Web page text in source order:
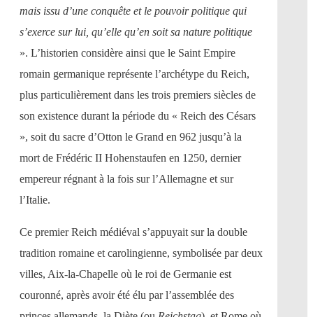
mais issu d’une conquête et le pouvoir politique qui
s’exerce sur lui, qu’elle qu’en soit sa nature politique
». L’historien considère ainsi que le Saint Empire
romain germanique représente l’archétype du Reich,
plus particulièrement dans les trois premiers siècles de
son existence durant la période du « Reich des Césars
», soit du sacre d’Otton le Grand en 962 jusqu’à la
mort de Frédéric II Hohenstaufen en 1250, dernier
empereur régnant à la fois sur l’Allemagne et sur
l’Italie.
Ce premier Reich médiéval s’appuyait sur la double
tradition romaine et carolingienne, symbolisée par deux
villes, Aix-la-Chapelle où le roi de Germanie est
couronné, après avoir été élu par l’assemblée des